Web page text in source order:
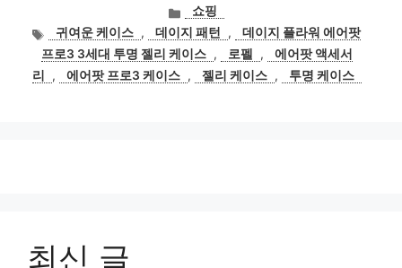
카
테
고
리
쇼핑
태
그
귀여운 케이스 , 데이지 패턴 ,
데이지 플라워 에어팟
프로3 3세대 투명 젤리 케이스 , 로펠 ,
에어팟 액세서
리
, 에어팟 프로3 케이스 , 젤리 케이스 , 투명 케이스
최신 글